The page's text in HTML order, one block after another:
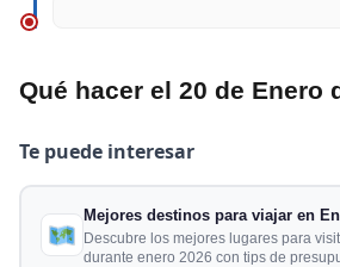
Qué hacer el 20 de Enero
Te puede interesar
Mejores destinos para viajar en
Descubre los mejores lugares para
durante enero 2026 con tips de